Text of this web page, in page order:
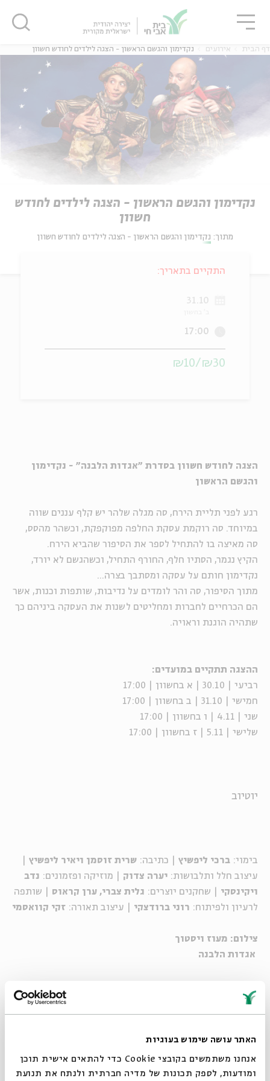
האתר עושה שימוש בעוגיות
אנחנו משתמשים בקובצי Cookie כדי להתאים אישית תוכן
ומודעות, לספק תכונות של מדיה חברתית ולנתח את תנועת
דף הבית אירועים נקדימון והגשם הראשון - הצגה לילדים לחודש חשוון
נקדימון והגשם הראשון - הצגה לילדים לחודש
חשוון
מתוך: נקדימון והגשם הראשון - הצגה לילדים לחודש חשוון
הצגה לחודש חשוון בסדרת "אגדות הלבנה" - נקדימון
והגשם הראשון
רגע לפני תליית הירח, סה מגלה שלהר יש קלף עננים שווה
במיוחד. סה רוקמת עסקת החלפה מפוקפקת, וכשהר מהסס,
סה מאיצה בו להתחיל לספר את הסיפור שהביא הירח.
הקיץ נגמר, הסתיו חלף, החורף התחיל, וכשהגשם לא יורד,
נקדימון חותם על עסקה ומסתבך בצרה...
מתוך הסיפור, סה והר לומדים על נדיבות, שותפות וכנות, אשר
הם הכרחיים לחברות ומחליטים לשנות את העסקה ביניהם כך
שתהיה הוגנת וראויה.
ההצגה תתקיים במועדים:
רביעי | 30.10 | א בחשוון | 17:00
חמישי | 31.10 | ב בחשוון | 17:00
שני | 4.11 | ו בחשוון | 17:00
שלישי | 5.11 | ז בחשוון | 17:00
יוטיוב
בימוי: ברכי ליפשיץ | כתיבה: שרית זוסמן ויאיר ליפשיץ
עיצוב חלל ותלבושות: יערה צדוק | מוזיקה ופזמונים: נדב
ויקינסקי | שחקנים יוצרים: גלית צברי, ערן קראוס
| שותפה
לרעיון ולפיתוח: רוני ברודצקי | עיצוב תאורה: זקי קוואסמי
צילום: מעוז ויסטוך
אגדות הלבנה
מבית היוצר של בית אבי חי
סה והר (סהר) פועלי החלל, האחראים על תלייתו של הירח
מוזיקה, תפאורה ותלבושות ייחודיים
התקיים בתאריך:
31.10
17:00
₪30/₪10
סגור